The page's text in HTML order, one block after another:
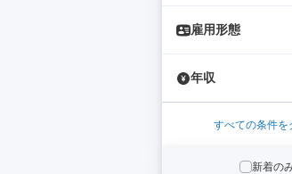
雇用形態
年収
すべての条件を
新着の